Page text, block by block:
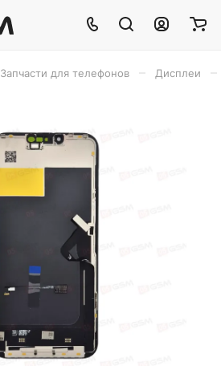
Запчасти для телефонов Дисплеи